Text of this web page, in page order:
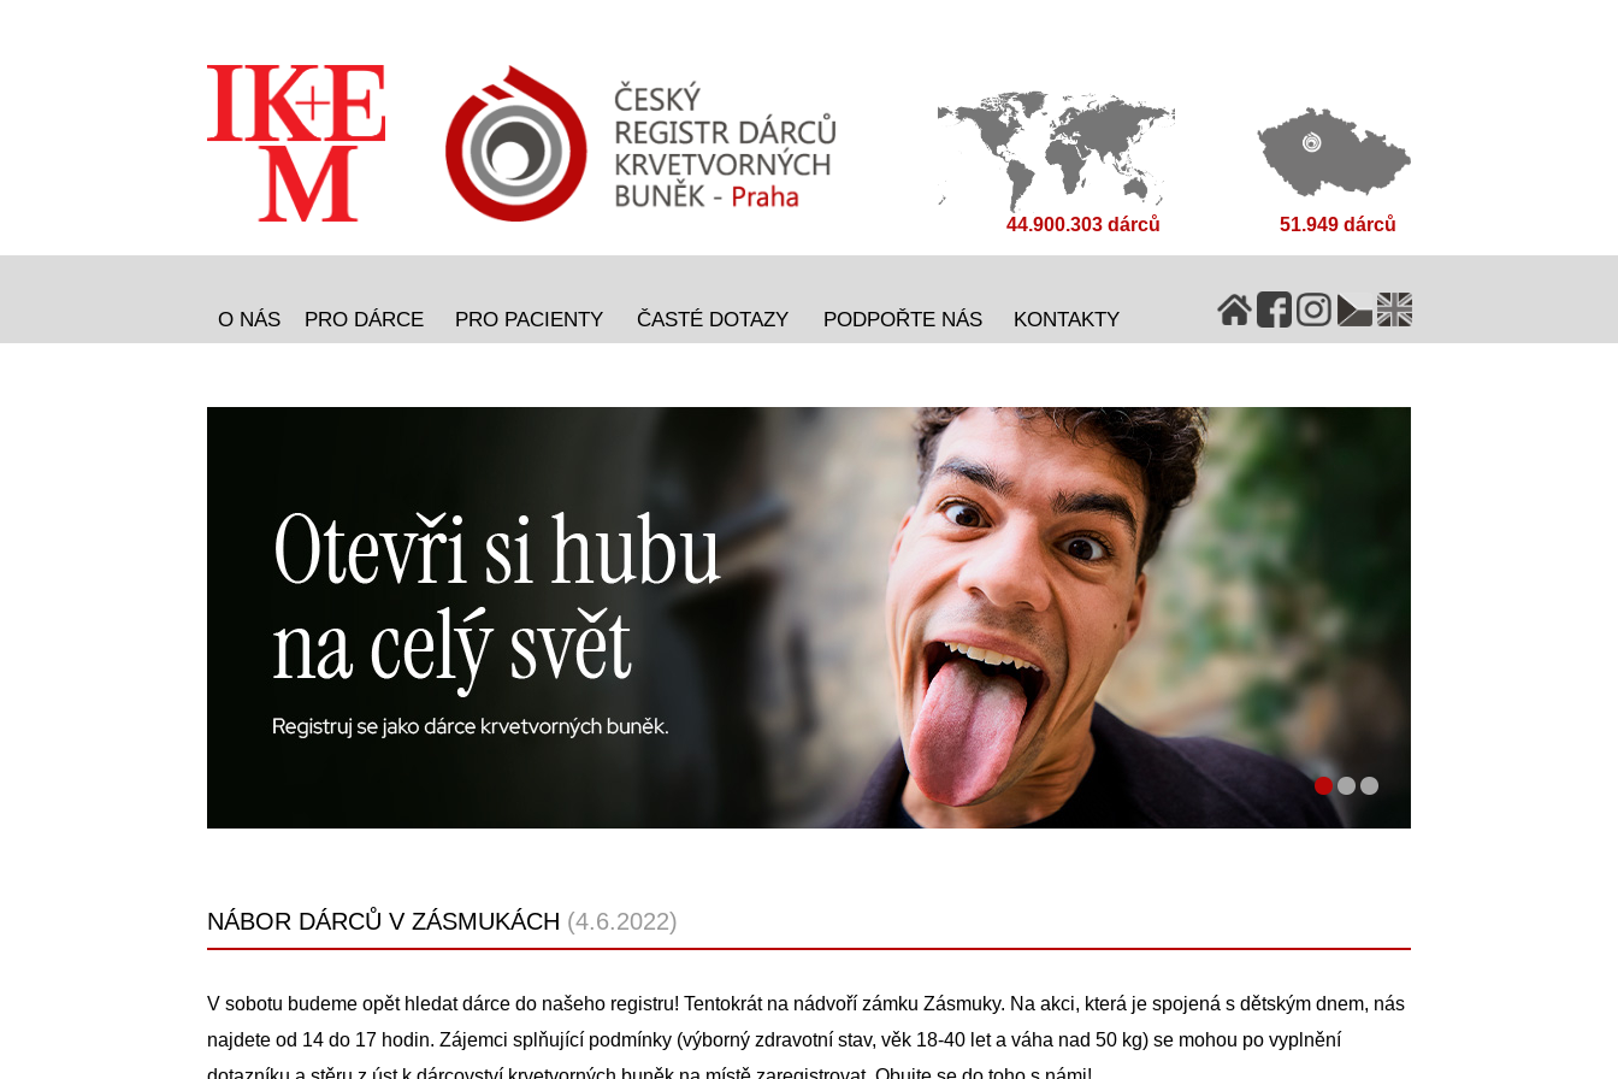
44.900.303 dárců 51.949 dárců
O NÁS PRO DÁRCE PRO PACIENTY ČASTÉ DOTAZY PODPOŘTE NÁS KONTAKTY
NÁBOR DÁRCŮ V ZÁSMUKÁCH (4.6.2022)
V sobotu budeme opět hledat dárce do našeho registru! Tentokrát na nádvoří zámku Zásmuky. Na akci, která je spojená s dětským dnem, nás
najdete od 14 do 17 hodin. Zájemci splňující podmínky (výborný zdravotní stav, věk 18-40 let a váha nad 50 kg) se mohou po vyplnění